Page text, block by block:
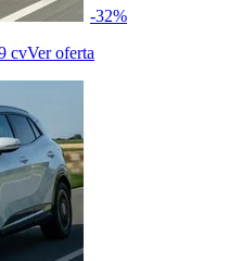
-32%
cvVer oferta